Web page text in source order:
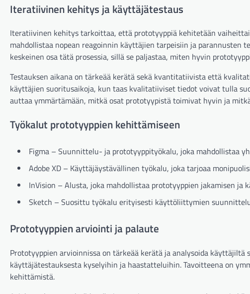
Iteratiivinen kehitys ja käyttäjätestaus
Iteratiivinen kehitys tarkoittaa, että prototyyppiä kehitetään
mahdollistaa nopean reagoinnin käyttäjien tarpeisiin ja parannusten
keskeinen osa tätä prosessia, sillä se paljastaa, miten hyvin
Testauksen aikana on tärkeää kerätä sekä kvantitatiivista että
käyttäjien suoritusaikoja, kun taas kvalitatiiviset tiedot voivat tulla
auttaa ymmärtämään, mitkä osat prototyypistä toimivat hyvin ja
Työkalut prototyyppien kehittämiseen
Figma – Suunnittelu- ja prototyyppityökalu, joka mahdollistaa
Adobe XD – Käyttäjäystävällinen työkalu, joka tarjoaa
InVision – Alusta, joka mahdollistaa prototyyppien jakamisen ja
Sketch – Suosittu työkalu erityisesti käyttöliittymien
Prototyyppien arviointi ja palaute
Prototyyppien arvioinnissa on tärkeää kerätä ja analysoida
käyttäjätestauksesta kyselyihin ja haastatteluihin. Tavoitteena on
kehittämistä.